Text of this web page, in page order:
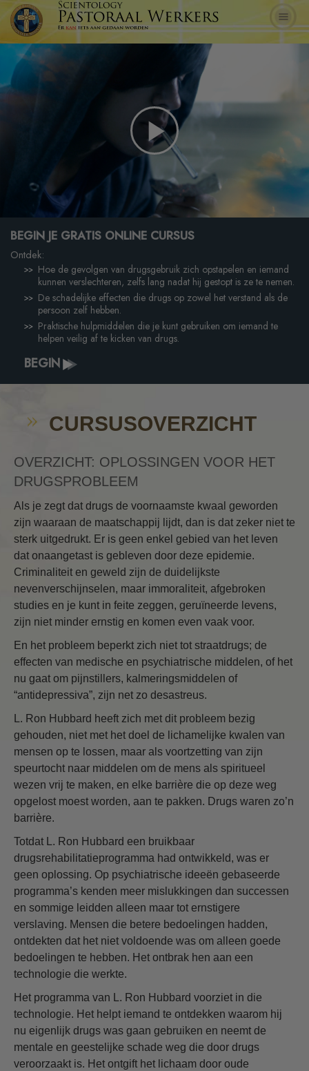
Play
Video
BEGIN JE GRATIS ONLINE CURSUS
Ontdek:
Hoe de gevolgen van drugsgebruik zich opstapelen en iemand
kunnen verslechteren, zelfs lang nadat hij gestopt is ze te nemen.
De schadelijke effecten die drugs op zowel het verstand als de
persoon zelf hebben.
Praktische hulpmiddelen die je kunt gebruiken om iemand te
helpen veilig af te kicken van drugs.
BEGIN
CURSUSOVERZICHT
OVERZICHT: OPLOSSINGEN VOOR HET
DRUGSPROBLEEM
Als je zegt dat drugs de voornaamste kwaal geworden
zijn waaraan de maatschappij lijdt, dan is dat zeker niet te
sterk uitgedrukt. Er is geen enkel gebied van het leven
dat onaangetast is gebleven door deze epidemie.
Criminaliteit en geweld zijn de duidelijkste
nevenverschijnselen, maar immoraliteit, afgebroken
studies en je kunt in feite zeggen, geruïneerde levens,
zijn niet minder ernstig en komen even vaak voor.
En het probleem beperkt zich niet tot straatdrugs; de
effecten van medische en psychiatrische middelen, of het
nu gaat om pijnstillers, kalmeringsmiddelen of
“antidepressiva”, zijn net zo desastreus.
L. Ron Hubbard heeft zich met dit probleem bezig
gehouden, niet met het doel de lichamelijke kwalen van
mensen op te lossen, maar als voortzetting van zijn
speurtocht naar middelen om de mens als spiritueel
wezen vrij te maken, en elke barrière die op deze weg
opgelost moest worden, aan te pakken. Drugs waren zo’n
barrière.
Totdat L. Ron Hubbard een bruikbaar
drugsrehabilitatieprogramma had ontwikkeld, was er
geen oplossing. Op psychiatrische ideeën gebaseerde
programma’s kenden meer mislukkingen dan successen
en sommige leidden alleen maar tot ernstigere
verslaving. Mensen die betere bedoelingen hadden,
ontdekten dat het niet voldoende was om alleen goede
bedoelingen te hebben. Het ontbrak hen aan een
technologie die werkte.
Het programma van L. Ron Hubbard voorziet in die
technologie. Het helpt iemand te ontdekken waarom hij
nu eigenlijk drugs was gaan gebruiken en neemt de
mentale en geestelijke schade weg die door drugs
veroorzaakt is. Het ontgift het lichaam door oude